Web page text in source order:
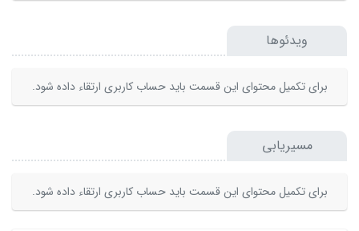
ویدئوها
برای تکمیل محتوای این قسمت باید حساب کاربری ارتقاء داده شود.
مسیریابی
برای تکمیل محتوای این قسمت باید حساب کاربری ارتقاء داده شود.